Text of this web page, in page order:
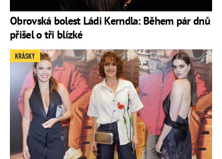
Obrovská bolest Ládi Kerndla: Během pár dnů
přišel o tři blízké
KRÁSKY